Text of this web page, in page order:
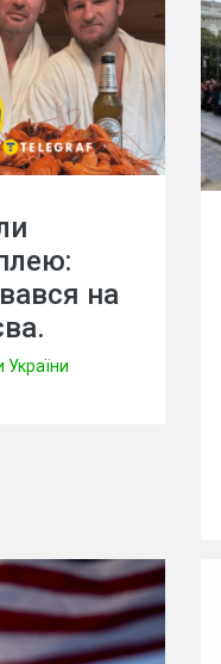
на
України